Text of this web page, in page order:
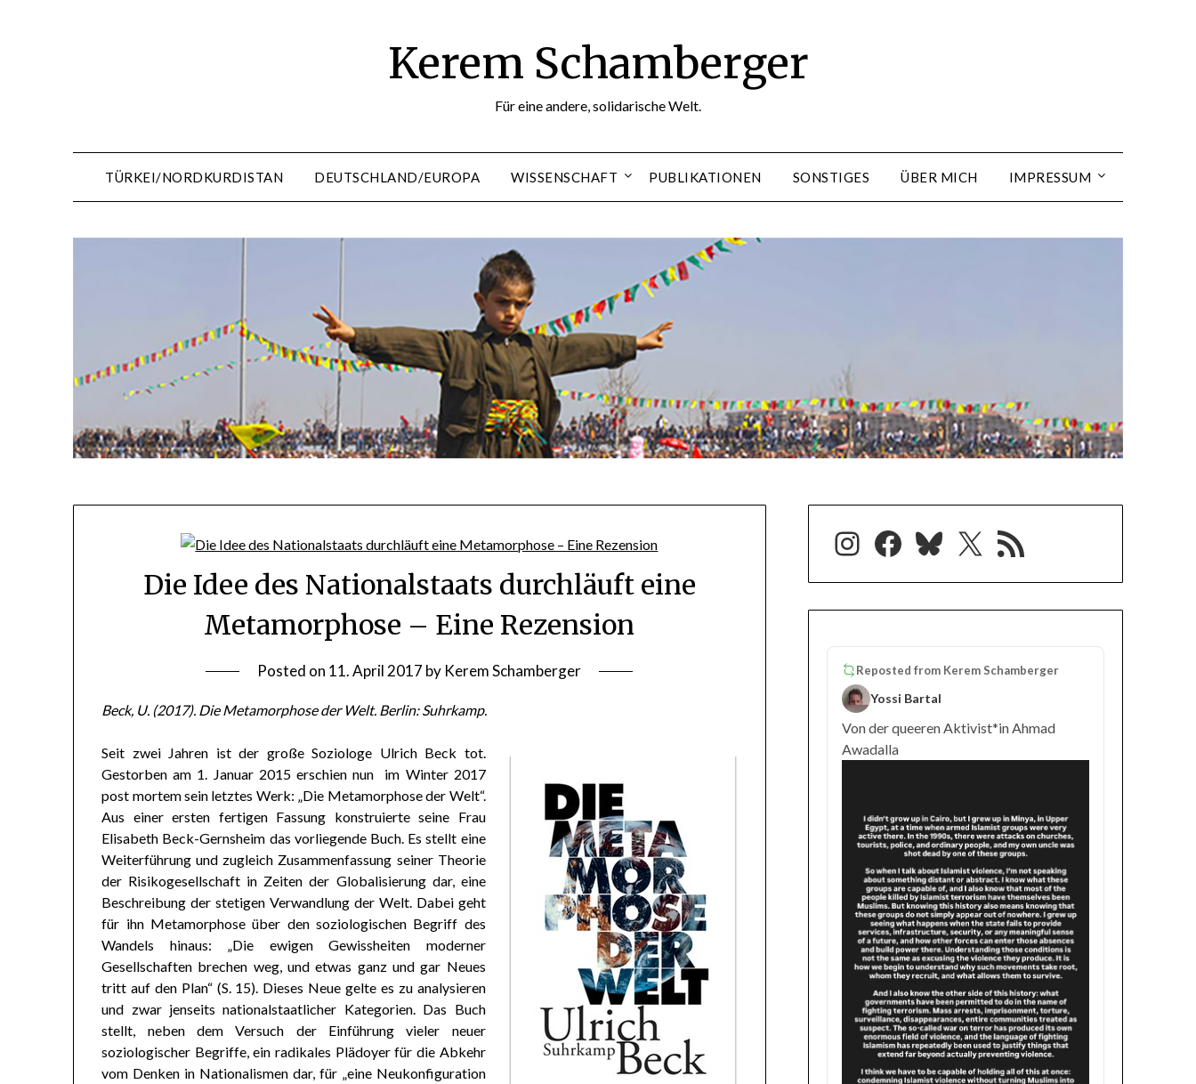
Kerem Schamberger
Für eine andere, solidarische Welt.
TÜRKEI/NORDKURDISTAN DEUTSCHLAND/EUROPA WISSENSCHAFT PUBLIKATIONEN SONSTIGES ÜBER MICH IMPRESSUM
Die Idee des Nationalstaats durchläuft eine
Metamorphose – Eine Rezension
Posted on 11. April 2017 by Kerem Schamberger
Beck, U. (2017). Die Metamorphose der Welt. Berlin: Suhrkamp.
Seit zwei Jahren ist der große Soziologe Ulrich Beck tot.
Gestorben am 1. Januar 2015 erschien nun im Winter 2017
post mortem sein letztes Werk: „Die Metamorphose der Welt“.
Aus einer ersten fertigen Fassung konstruierte seine Frau
Elisabeth Beck-Gernsheim das vorliegende Buch. Es stellt eine
Weiterführung und zugleich Zusammenfassung seiner Theorie
der Risikogesellschaft in Zeiten der Globalisierung dar, eine
Beschreibung der stetigen Verwandlung der Welt. Dabei geht
für ihn Metamorphose über den soziologischen Begriff des
Wandels hinaus: „Die ewigen Gewissheiten moderner
Gesellschaften brechen weg, und etwas ganz und gar Neues
tritt auf den Plan“ (S. 15). Dieses Neue gelte es zu analysieren
und zwar jenseits nationalstaatlicher Kategorien. Das Buch
stellt, neben dem Versuch der Einführung vieler neuer
soziologischer Begriffe, ein radikales Plädoyer für die Abkehr
vom Denken in Nationalismen dar, für „eine Neukonfiguration
Instagram
Facebook
Bluesky
X RSS-Feed
Reposted from Kerem Schamberger
Yossi Bartal
Von der queeren Aktivist*in Ahmad
Awadalla